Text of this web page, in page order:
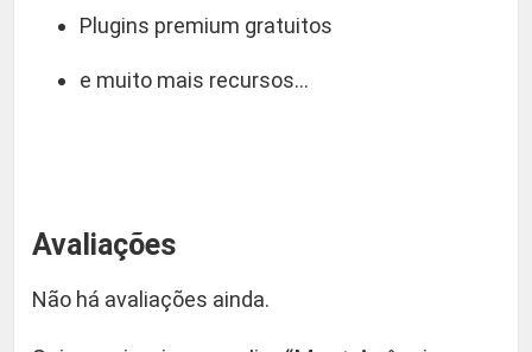
Plugins premium gratuitos
e muito mais recursos…
Avaliações
Não há avaliações ainda.